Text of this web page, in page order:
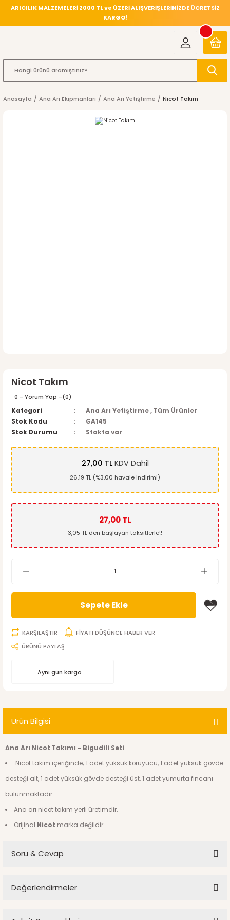
ARICILIK MALZEMELERİ 2000 TL ve ÜZERİ ALIŞVERİŞLERİNİZDE ÜCRETSİZ
KARGO!
Anasayfa Ana Arı Ekipmanları Ana Arı Yetiştirme Nicot Takım
Nicot Takım
0 - Yorum Yap -(0)
Kategori
Ana Arı Yetiştirme, Tüm Ürünler
Stok Kodu
GA145
Stok Durumu
Stokta var
27,00 TLKDV Dahil
26,19 TL (%3,00 havale indirimi)
27,00 TL
3,05 TL den başlayan taksitlerle!!
Sepete Ekle
KARŞILAŞTIR
FİYATI DÜŞÜNCE HABER VER
ÜRÜNÜ PAYLAŞ
Aynı gün kargo
Ürün Bilgisi
Ana Arı Nicot Takımı - Bigudili Seti
Nicot takım içeriğinde; 1 adet yüksük koruyucu, 1 adet yüksük gövde
desteği alt, 1 adet yüksük gövde desteği üst, 1 adet yumurta fincanı
bulunmaktadır.
Ana arı nicot takım yerli üretimdir.
Orijinal Nicot marka değildir.
Soru & Cevap
Değerlendirmeler